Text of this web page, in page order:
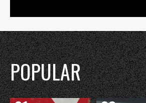
POPULAR